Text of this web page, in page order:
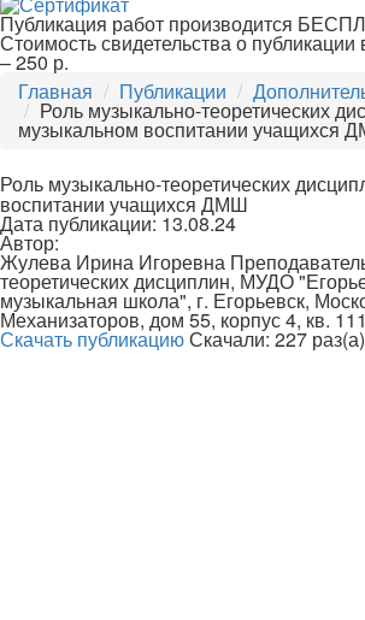
Публикация работ производится
Стоимость свидетельства о
– 250 р.
Главная
Публикации
Роль музыкально-теоретических
музыкальном воспитании учащихся
Роль музыкально-теоретических
воспитании учащихся ДМШ
Дата публикации: 13.08.24
Автор:
Жулева Ирина Игоревна
теоретических дисциплин, МУДО
музыкальная школа", г. Егорьевск,
Механизаторов, дом 55, корпус 4, кв. 111
Скачать публикациюСкачали: 227 раз(а)